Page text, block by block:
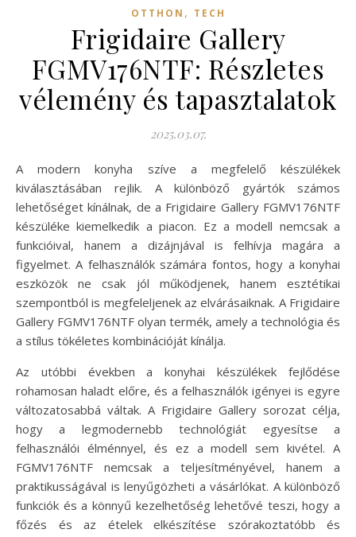
OTTHON , TECH
Frigidaire Gallery
FGMV176NTF: Részletes
vélemény és tapasztalatok
2025.03.07.
A modern konyha szíve a megfelelő készülékek
kiválasztásában rejlik. A különböző gyártók számos
lehetőséget kínálnak, de a Frigidaire Gallery FGMV176NTF
készüléke kiemelkedik a piacon. Ez a modell nemcsak a
funkcióival, hanem a dizájnjával is felhívja magára a
figyelmet. A felhasználók számára fontos, hogy a konyhai
eszközök ne csak jól működjenek, hanem esztétikai
szempontból is megfeleljenek az elvárásaiknak. A Frigidaire
Gallery FGMV176NTF olyan termék, amely a technológia és
a stílus tökéletes kombinációját kínálja.
Az utóbbi években a konyhai készülékek fejlődése
rohamosan haladt előre, és a felhasználók igényei is egyre
változatosabbá váltak. A Frigidaire Gallery sorozat célja,
hogy a legmodernebb technológiát egyesítse a
felhasználói élménnyel, és ez a modell sem kivétel. A
FGMV176NTF nemcsak a teljesítményével, hanem a
praktikusságával is lenyűgözheti a vásárlókat. A különböző
funkciók és a könnyű kezelhetőség lehetővé teszi, hogy a
főzés és az ételek elkészítése szórakoztatóbb és